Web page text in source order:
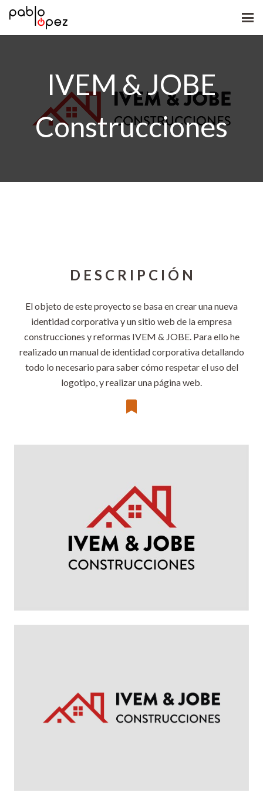
IVEM & JOBE
Construcciones
D E S C R I P C I Ó N
El objeto de este proyecto se basa en crear una nueva
identidad corporativa y un sitio web de la empresa
construcciones y reformas IVEM & JOBE. Para ello he
realizado un manual de identidad corporativa detallando
todo lo necesario para saber cómo respetar el uso del
logotipo, y realizar una página web.